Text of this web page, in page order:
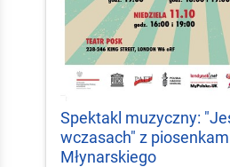
Spektakl muzyczny:
wczasach" z
Młynarskiego